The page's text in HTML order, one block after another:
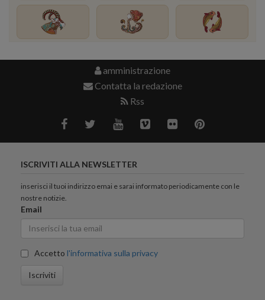
amministrazione
Contatta la redazione
Rss
ISCRIVITI ALLA NEWSLETTER
inserisci il tuoi indirizzo emai e sarai informato periodicamente con le
nostre notizie.
Email
Accetto l'informativa sulla privacy
Iscriviti